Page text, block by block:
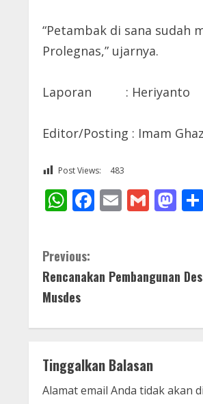
“Petambak di sana sudah
Prolegnas,” ujarnya.
Laporan : Heriyanto
Editor/Posting : Imam
Post Views: 483
WhatsApp
Facebook
EmailGmail
C
o
i
Previous:
Rencanakan Pembangunan
Musdes
Tinggalkan Balasan
Alamat email Anda tidak akan